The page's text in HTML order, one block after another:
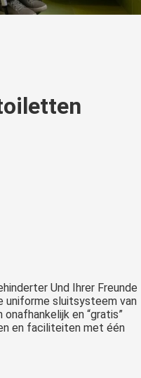
Und Ihrer Freunde
uniforme sluitsysteem van
en “gratis”
en faciliteiten met één